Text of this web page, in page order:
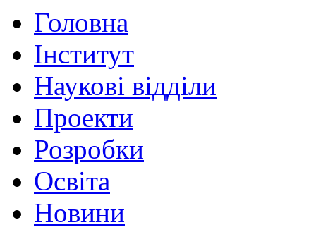
Головна
Інститут
Наукові відділи
Проекти
Розробки
Освіта
Новини